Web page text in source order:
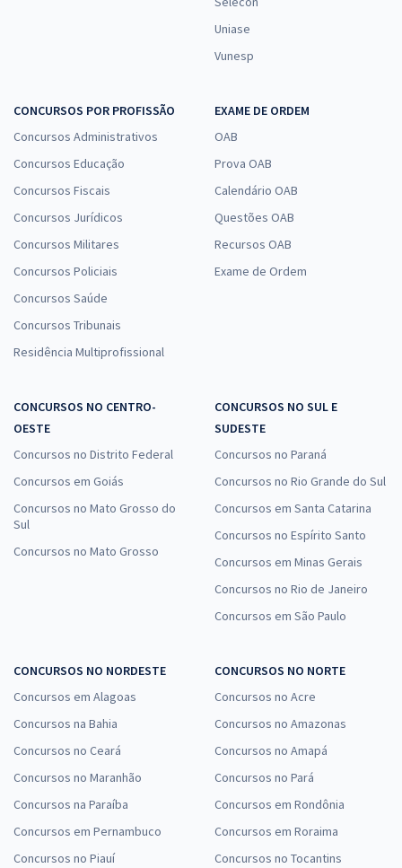
Uniase
Vunesp
CONCURSOS POR PROFISSÃO
Concursos Administrativos
Concursos Educação
Concursos Fiscais
Concursos Jurídicos
Concursos Militares
Concursos Policiais
Concursos Saúde
Concursos Tribunais
Residência Multiprofissional
EXAME DE ORDEM
OAB
Prova OAB
Calendário OAB
Questões OAB
Recursos OAB
Exame de Ordem
CONCURSOS NO CENTRO-
OESTE
Concursos no Distrito Federal
Concursos em Goiás
Concursos no Mato Grosso do
Sul
Concursos no Mato Grosso
CONCURSOS NO SUL E
SUDESTE
Concursos no Paraná
Concursos no Rio Grande do Sul
Concursos em Santa Catarina
Concursos no Espírito Santo
Concursos em Minas Gerais
Concursos no Rio de Janeiro
Concursos em São Paulo
CONCURSOS NO NORDESTE
Concursos em Alagoas
Concursos na Bahia
Concursos no Ceará
Concursos no Maranhão
Concursos na Paraíba
Concursos em Pernambuco
Concursos no Piauí
CONCURSOS NO NORTE
Concursos no Acre
Concursos no Amazonas
Concursos no Amapá
Concursos no Pará
Concursos em Rondônia
Concursos em Roraima
Concursos no Tocantins